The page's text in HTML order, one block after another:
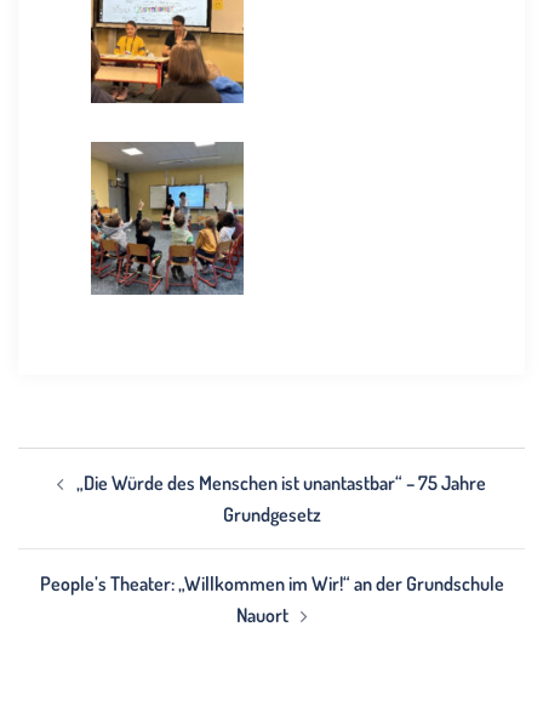
„Die Würde des Menschen ist unantastbar“ – 75 Jahre
Grundgesetz
People’s Theater: „Willkommen im Wir!“ an der Grundschule
Nauort